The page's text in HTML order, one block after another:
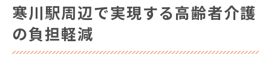
高齢者介護と経済的な負担軽減のポイント
自立生活を支える高齢者介護の選び方
自立を重視した高齢者介護サービスの選定
寒川駅周辺で実現する高齢者介護
の負担軽減